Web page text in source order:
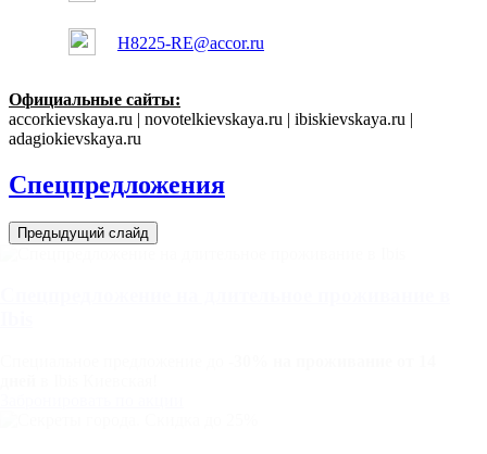
H8225-RE@accor.ru
Официальные сайты:
accorkievskaya.ru | novotelkievskaya.ru | ibiskievskaya.ru |
adagiokievskaya.ru
Спецпредложения
Предыдущий слайд